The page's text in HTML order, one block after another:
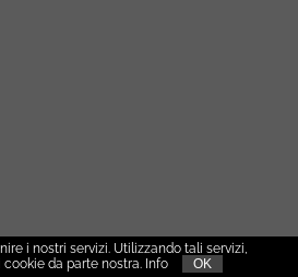
i nostri servizi. Utilizzando tali servizi,
da parte nostra. Info OK